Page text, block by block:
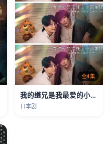
全4集
我的继兄是我最爱的小说家！？
日本剧